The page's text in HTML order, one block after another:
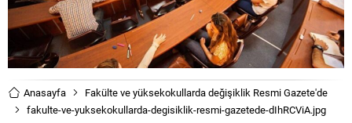
Anasayfa
Fakülte ve yüksekokullarda değişiklik Resmi Gazete'de
fakulte-ve-yuksekokullarda-degisiklik-resmi-gazetede-dIhRCViA.jpg